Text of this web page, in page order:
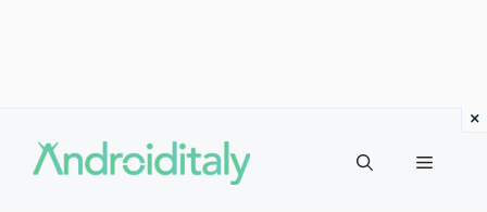
contenuto
MENU